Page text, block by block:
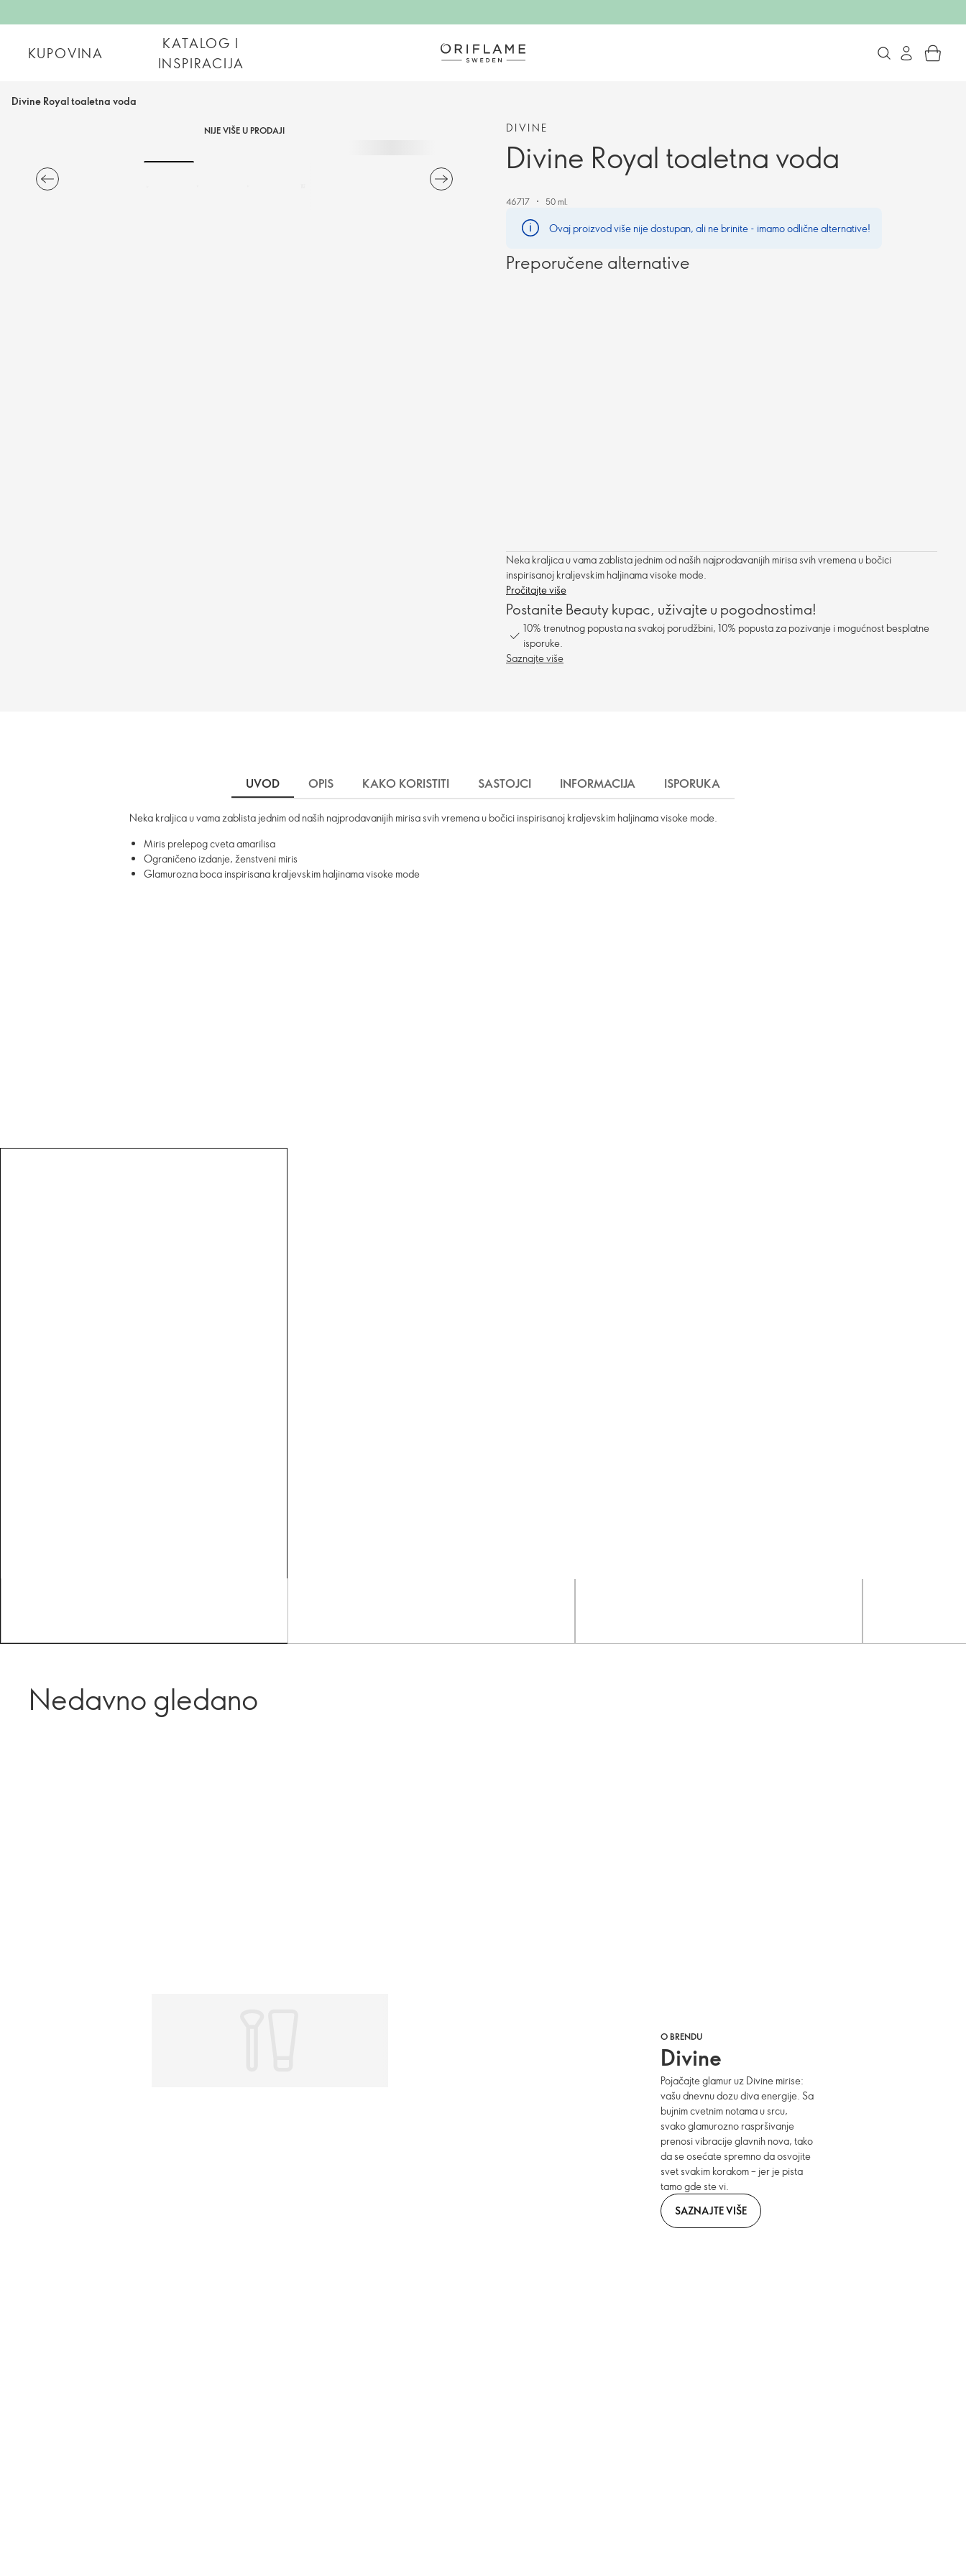
KUPOVINA
KATALOG I
INSPIRACIJA
Divine Royal toaletna voda
NIJE VIŠE U PRODAJI DIVINE
Divine Royal toaletna voda
46717 50 ml.
Ovaj proizvod više nije dostupan, ali ne brinite - imamo odlične alternative!
Preporučene alternative
Neka kraljica u vama zablista jednim od naših najprodavanijih mirisa svih vremena u bočici
inspirisanoj kraljevskim haljinama visoke mode.
Pročitajte više
Postanite Beauty kupac, uživajte u pogodnostima!
10% trenutnog popusta na svakoj porudžbini, 10% popusta za pozivanje i mogućnost besplatne
isporuke.
Saznajte više
UVOD OPIS KAKO KORISTITI SASTOJCI INFORMACIJA ISPORUKA
Neka kraljica u vama zablista jednim od naših najprodavanijih mirisa svih vremena u bočici inspirisanoj kraljevskim haljinama visoke mode.
Miris prelepog cveta amarilisa
Ograničeno izdanje, ženstveni miris
Glamurozna boca inspirisana kraljevskim haljinama visoke mode
Nedavno gledano
O BRENDU
Divine
Pojačajte glamur uz Divine mirise:
vašu dnevnu dozu diva energije. Sa
bujnim cvetnim notama u srcu,
svako glamurozno raspršivanje
prenosi vibracije glavnih nova, tako
da se osećate spremno da osvojite
svet svakim korakom – jer je pista
tamo gde ste vi.
SAZNAJTE VIŠE